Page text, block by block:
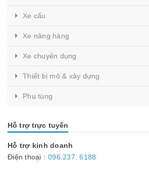
Xe cẩu
Xe nâng hàng
Xe chuyên dụng
Thiết bị mỏ & xây dựng
Phụ tùng
Hỗ trợ trực tuyến
Hỗ trợ kinh doanh
Điện thoại : 096.237. 6188